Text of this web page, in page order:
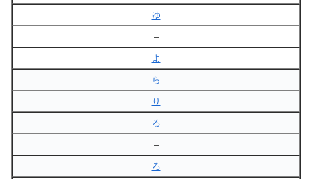
ゆ
–
よ
ら
り
る
–
ろ